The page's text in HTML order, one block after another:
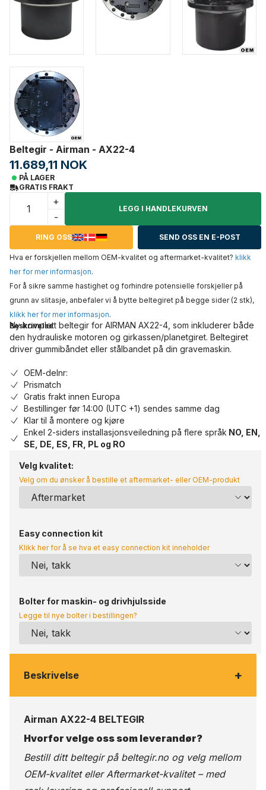
Beltegir - Airman - AX22-4
11.689,11 NOK
PÅ LAGER
GRATIS FRAKT
+
-
LEGG I HANDLEKURVEN
RING OSS SEND OSS EN E-POST
Hva er forskjellen mellom OEM-kvalitet og aftermarket-kvalitet? klikk
her for mer informasjon.
For å sikre samme hastighet og forhindre potensielle forskjeller på
grunn av slitasje, anbefaler vi å bytte beltegiret på begge sider (2 stk),
klikk her for mer informasjon.
Beskrivelse
Ny komplett beltegir for AIRMAN AX22-4, som inkluderer både
den hydrauliske motoren og girkassen/planetgiret. Beltegiret
driver gummibåndet eller stålbandet på din gravemaskin.
OEM-delnr:
Prismatch
Gratis frakt innen Europa
Bestillinger før 14:00 (UTC +1) sendes samme dag
Klar til å montere og kjøre
Enkel 2-siders installasjonsveiledning på flere språk NO, EN,
SE, DE, ES, FR, PL og RO
Velg kvalitet:
Velg om du ønsker å bestille et aftermarket- eller OEM-produkt
Easy connection kit
Klikk her for å se hva et easy connection kit inneholder
Bolter for maskin- og drivhjulsside
Legge til nye bolter i bestillingen?
Beskrivelse +
Airman AX22-4 BELTEGIR
Hvorfor velge oss som leverandør?
Bestill ditt beltegir på beltegir.no og velg mellom
OEM-kvalitet eller Aftermarket-kvalitet – med